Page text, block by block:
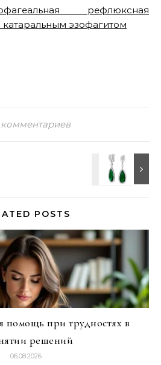
рефлюксная
катаральным эзофагитом
комментариев
POSTS
помощь при трудностях в
решений
06.08.2026